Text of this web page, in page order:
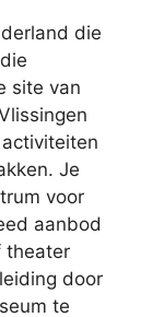
die
site van
Je
voor
aanbod
theater
door
te